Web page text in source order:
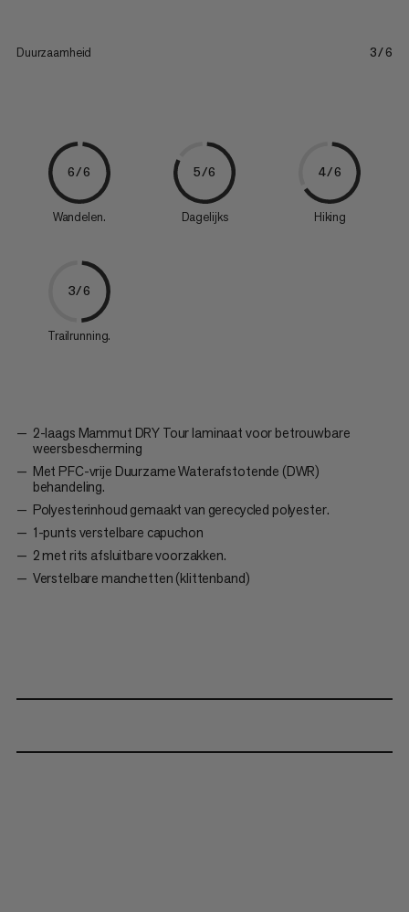
Duurzaamheid 3/6
6/6
Wandelen.
5/6
Dagelijks
4/6
Hiking
3/6
Trailrunning.
2-laags Mammut DRY Tour laminaat voor betrouwbare
weersbescherming
Met PFC-vrije Duurzame Waterafstotende (DWR)
behandeling.
Polyesterinhoud gemaakt van gerecycled polyester.
1-punts verstelbare capuchon
2 met rits afsluitbare voorzakken.
Verstelbare manchetten (klittenband)